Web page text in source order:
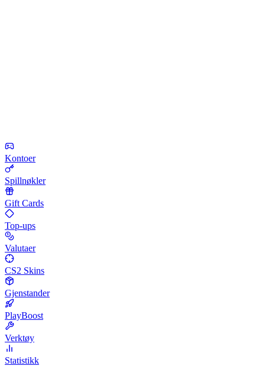
Kontoer
Spillnøkler
Gift Cards
Top-ups
Valutaer
CS2 Skins
Gjenstander
PlayBoost
Verktøy
Statistikk